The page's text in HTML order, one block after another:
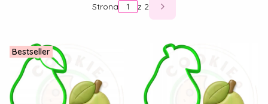
Strona z 2 Następne produkty
Bestseller